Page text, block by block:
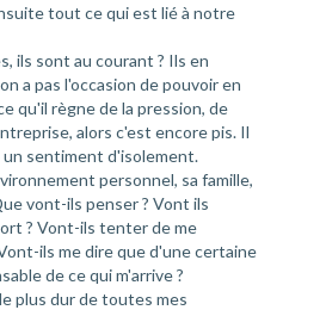
tout ce qui est lié à notre
ils sont au courant ? Ils en
a pas l'occasion de pouvoir en
qu'il règne de la pression, de
alors c'est encore pis. Il
un sentiment d'isolement.
personnel, sa famille,
vont-ils penser ? Vont ils
? Vont-ils tenter de me
ils me dire que d'une certaine
de ce qui m'arrive ?
plus dur de toutes mes